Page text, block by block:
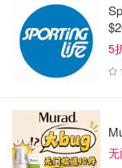
5
1
无